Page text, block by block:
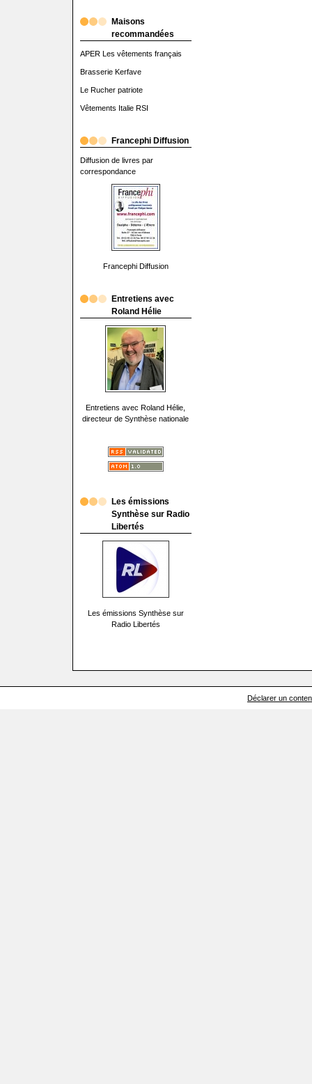
Maisons
recommandées
APER Les vêtements français
Brasserie Kerfave
Le Rucher patriote
Vêtements Italie RSI
Francephi Diffusion
Diffusion de livres par
correspondance
Francephi Diffusion
Entretiens avec
Roland Hélie
Entretiens avec Roland Hélie,
directeur de Synthèse nationale
Les émissions
Synthèse sur Radio
Libertés
Les émissions Synthèse sur
Radio Libertés
Déclarer un